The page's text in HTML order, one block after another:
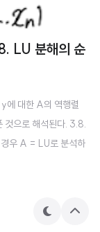
LU 분해의 순
에 대한 A의 역행렬
으로 해석된다. 3.8.
경우 A = LU로 분석하
비효율적이므로 간
테
상